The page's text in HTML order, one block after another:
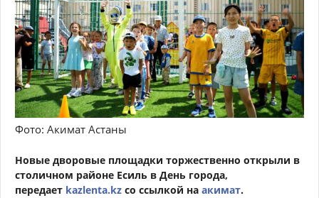
Фото: Акимат Астаны
Новые дворовые площадки торжественно открыли в
столичном районе Есиль в День города,
передает kazlenta.kz со ссылкой на акимат.